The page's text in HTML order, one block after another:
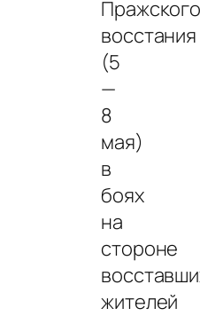
восстания
(5
—
8
мая)
в
боях
на
стороне
жителей